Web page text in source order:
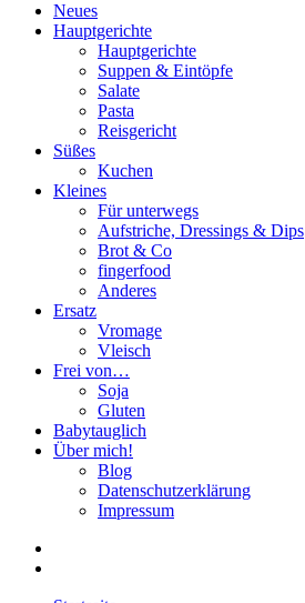
Neues
Hauptgerichte
Hauptgerichte
Suppen & Eintöpfe
Salate
Pasta
Reisgericht
Süßes
Kuchen
Kleines
Für unterwegs
Aufstriche, Dressings & Dips
Brot & Co
fingerfood
Anderes
Ersatz
Vromage
Vleisch
Frei von…
Soja
Gluten
Babytauglich
Über mich!
Blog
Datenschutzerklärung
Impressum